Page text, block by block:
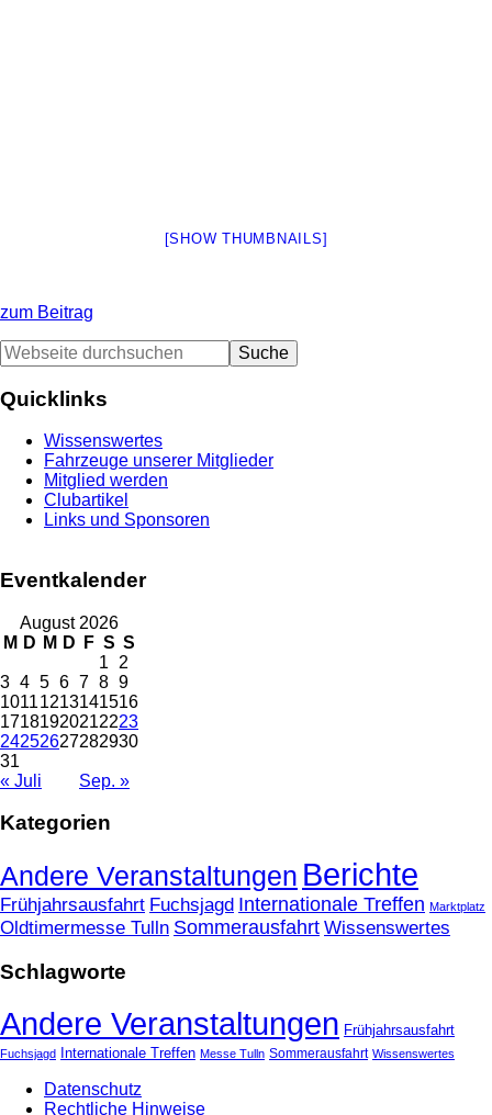
[SHOW THUMBNAILS]
zum Beitrag
Seitenspalte
Webseite
durchsuchen
Quicklinks
Wissenswertes
Fahrzeuge unserer Mitglieder
Mitglied werden
Clubartikel
Links und Sponsoren
Eventkalender
August 2026
M D M D F S S
1
2
3 4 5 6 7 8 9
10111213141516
17181920212223
24252627282930
31
« Juli
Sep. »
Kategorien
Andere Veranstaltungen Berichte
Frühjahrsausfahrt Fuchsjagd Internationale Treffen Marktplatz
Oldtimermesse Tulln Sommerausfahrt Wissenswertes
Schlagworte
Andere Veranstaltungen Frühjahrsausfahrt
Fuchsjagd Internationale Treffen Messe Tulln Sommerausfahrt Wissenswertes
Datenschutz
Rechtliche Hinweise